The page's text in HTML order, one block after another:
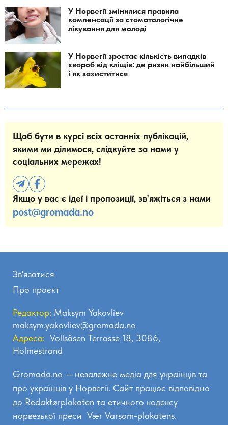
У Норвегії змінилися правила
компенсації за стоматологічне
лікування для молоді
У Норвегії зростає кількість випадків
хвороб від кліщів: де ризик найбільший
і як захиститися
Щоб бути в курсі всіх останніх публікацій,
якими ми ділимося, слідкуйте за нами у
соціальних мережах!
Якщо у вас є ідеї і пропозиції, зв`яжіться з нами
post@gromada.no
Зв'язатися
Про проєкт
Редактор: Maksym Yakovliev
maksym.yakovliev@gromada.no
Адреса: Vollsåsen Terrasse 18, 3086,
Holmestrand
Gromada.no — незалежне медіа для українців та
про українців у Норвегії. Сайт працює відповідно
до Redaktørplakaten та етичного кодексу
норвезької преси Vær Varsom-plakatens.